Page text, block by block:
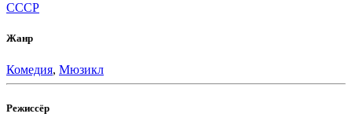
СССР
Жанр
Комедия, Мюзикл
Режиссёр